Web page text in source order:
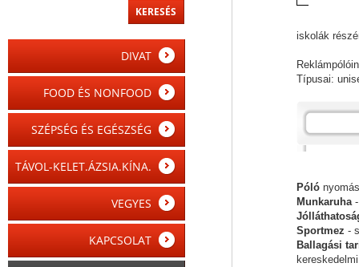
iskolák
Típusai:
Póló
Munkaruha-
Sportmez -
Ballagási
DIVAT
FOOD ÉS NONFOOD
SZÉPSÉG ÉS EGÉSZSÉG
TÁVOL-KELET.ÁZSIA.KÍNA.
VEGYES
KAPCSOLAT